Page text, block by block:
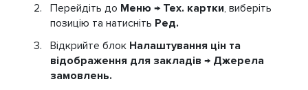
Перейдіть до Меню → Тех. картки, виберіть
позицію та натисніть Ред.
Відкрийте блок Налаштування цін та
відображення для закладів → Джерела
замовлень.